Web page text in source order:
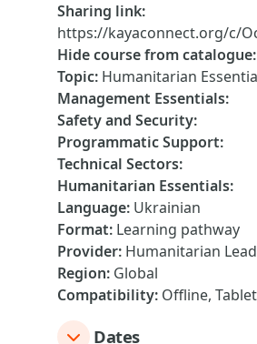
Sharing link:
https://kayaconnect.org/c/
Hide course from catalogue:
Topic: Humanitarian
Management Essentials:
Safety and Security:
Programmatic Support:
Technical Sectors:
Humanitarian Essentials:
Language: Ukrainian
Format: Learning pathway
Provider: Humanitarian
Region: Global
Compatibility: Offline,
Dates